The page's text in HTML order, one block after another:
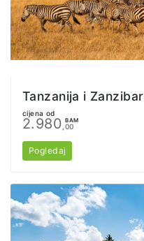
Tanzanija i Zanzibar
cijena od
2.980 BAM
,00
Pogledaj